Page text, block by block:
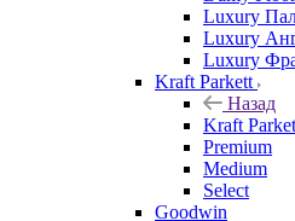
Luxury
Luxury
Luxury
Kraft Parkett
Назад
Kraft
Premium
Medium
Select
Goodwin